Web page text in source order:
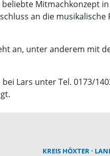
beliebte
an die
an, unter anderem mit
Lars unter Tel. 0173/
KREIS HÖXTER